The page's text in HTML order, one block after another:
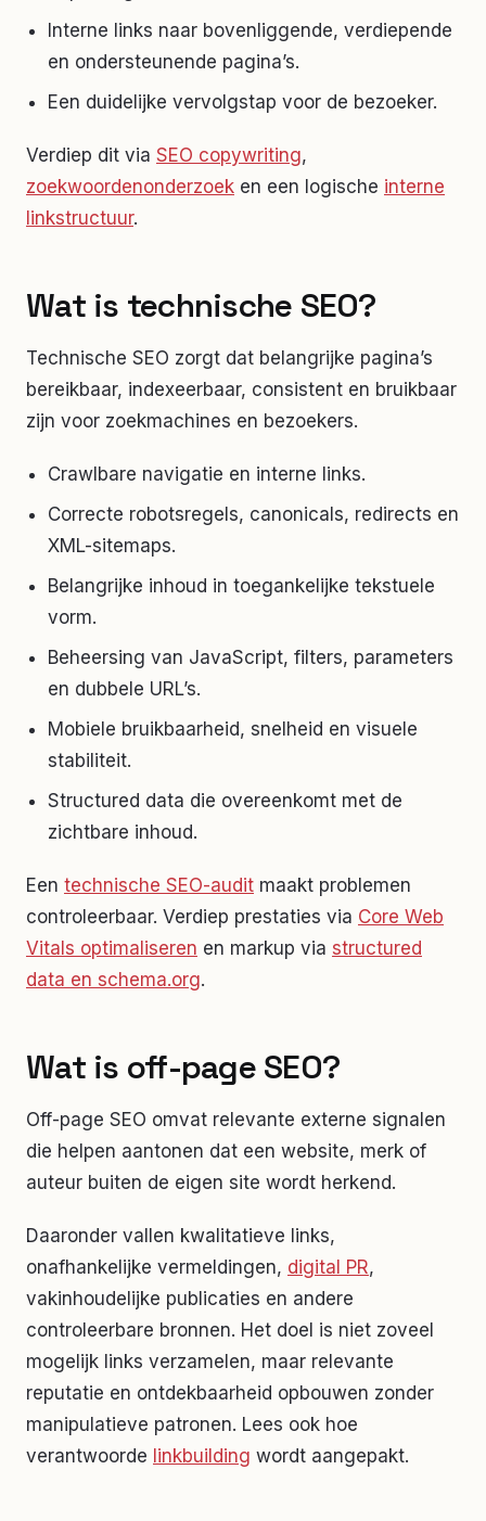
Interne links naar bovenliggende, verdiepende
en ondersteunende pagina’s.
Een duidelijke vervolgstap voor de bezoeker.
Verdiep dit via SEO copywriting,
zoekwoordenonderzoek en een logische interne
linkstructuur.
Wat is technische SEO?
Technische SEO zorgt dat belangrijke pagina’s
bereikbaar, indexeerbaar, consistent en bruikbaar
zijn voor zoekmachines en bezoekers.
Crawlbare navigatie en interne links.
Correcte robotsregels, canonicals, redirects en
XML-sitemaps.
Belangrijke inhoud in toegankelijke tekstuele
vorm.
Beheersing van JavaScript, filters, parameters
en dubbele URL’s.
Mobiele bruikbaarheid, snelheid en visuele
stabiliteit.
Structured data die overeenkomt met de
zichtbare inhoud.
Een technische SEO-audit maakt problemen
controleerbaar. Verdiep prestaties via Core Web
Vitals optimaliseren en markup via structured
data en schema.org.
Wat is off-page SEO?
Off-page SEO omvat relevante externe signalen
die helpen aantonen dat een website, merk of
auteur buiten de eigen site wordt herkend.
Daaronder vallen kwalitatieve links,
onafhankelijke vermeldingen, digital PR,
vakinhoudelijke publicaties en andere
controleerbare bronnen. Het doel is niet zoveel
mogelijk links verzamelen, maar relevante
reputatie en ontdekbaarheid opbouwen zonder
manipulatieve patronen. Lees ook hoe
verantwoorde linkbuilding wordt aangepakt.